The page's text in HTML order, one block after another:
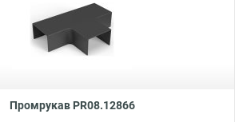
Промрукав PR08.12866